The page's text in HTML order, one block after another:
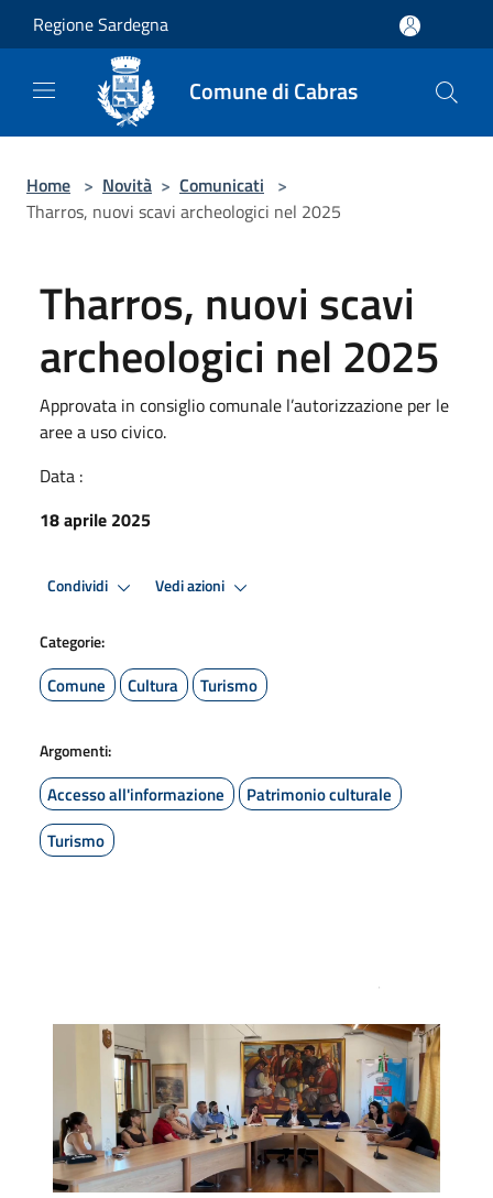
Salta al contenuto principale
Regione Sardegna
Comune di Cabras
Home > Novità > Comunicati >
Tharros, nuovi scavi archeologici nel 2025
Tharros, nuovi scavi
archeologici nel 2025
Approvata in consiglio comunale l’autorizzazione per le
aree a uso civico.
Data :
18 aprile 2025
Condividi Vedi azioni
Categorie:
Comune Cultura Turismo
Argomenti:
Accesso all'informazione
Patrimonio culturale
Turismo